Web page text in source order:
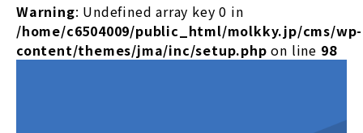
Warning: Undefined array key 0 in
/home/c6504009/public_html/molkky.jp/cms/wp-
content/themes/jma/inc/setup.php on line 98